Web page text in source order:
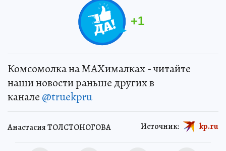
+1
Комсомолка на MAXималках - читайте
наши новости раньше других в
канале @truekpru
Анастасия ТОЛСТОНОГОВА Источник: kp.ru